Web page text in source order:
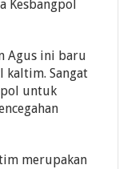
Kesbangpol
Agus ini baru
kaltim. Sangat
untuk
merupakan